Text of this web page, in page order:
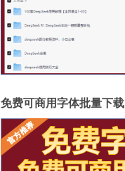
免费可商用字体批量下载